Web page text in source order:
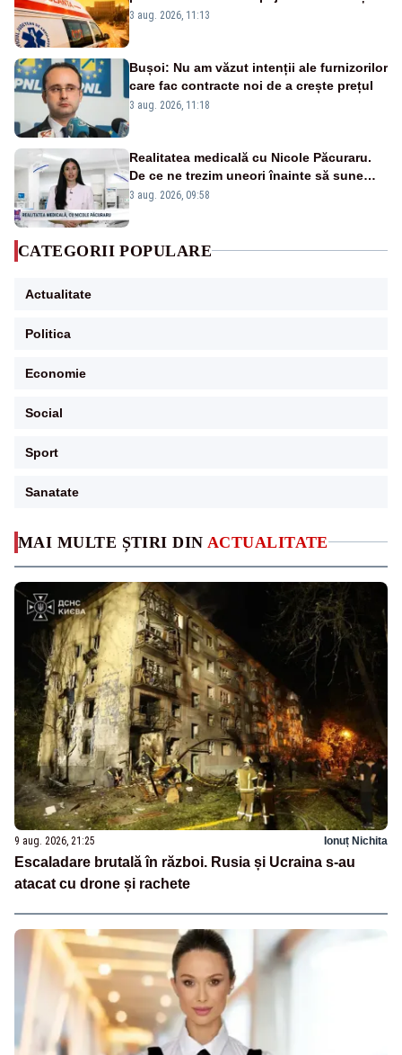
MAI MULTE ȘTIRI DIN ACTUALITATE
9 aug. 2026, 21:25 Ionuț Nichita
Escaladare brutală în război. Rusia și Ucraina s-au
atacat cu drone și rachete
suplimentate, stocuri de medicamente
3 aug. 2026, 11:13
Bușoi: Nu am văzut intenții ale furnizorilor
care fac contracte noi de a crește prețul
3 aug. 2026, 11:18
Realitatea medicală cu Nicole Păcuraru.
De ce ne trezim uneori înainte să sune
alarma?
3 aug. 2026, 09:58
CATEGORII POPULARE
Actualitate
Politica
Economie
Social
Sport
Sanatate